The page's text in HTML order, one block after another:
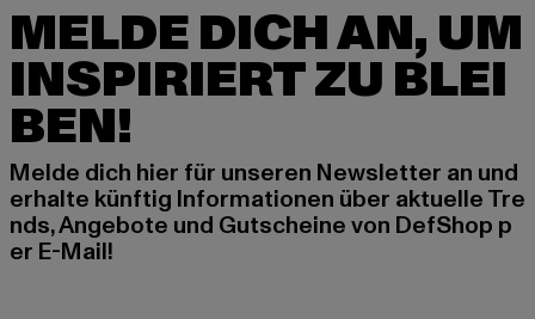
MELDE DICH AN, UM
INSPIRIERT ZU BLEI
BEN!
Melde dich hier für unseren Newsletter an und
erhalte künftig Informationen über aktuelle Tre
nds, Angebote und Gutscheine von DefShop p
er E-Mail!